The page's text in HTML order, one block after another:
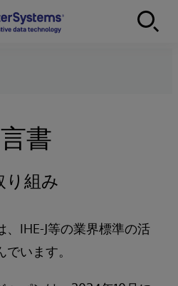
書
り組み
、IHE-J等の業界標準の活
います。